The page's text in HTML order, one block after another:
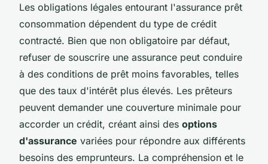
Les obligations légales entourant l'assurance prêt
consommation dépendent du type de crédit
contracté. Bien que non obligatoire par défaut,
refuser de souscrire une assurance peut conduire
à des conditions de prêt moins favorables, telles
que des taux d'intérêt plus élevés. Les prêteurs
peuvent demander une couverture minimale pour
accorder un crédit, créant ainsi des options
d'assurance variées pour répondre aux différents
besoins des emprunteurs. La compréhension et le